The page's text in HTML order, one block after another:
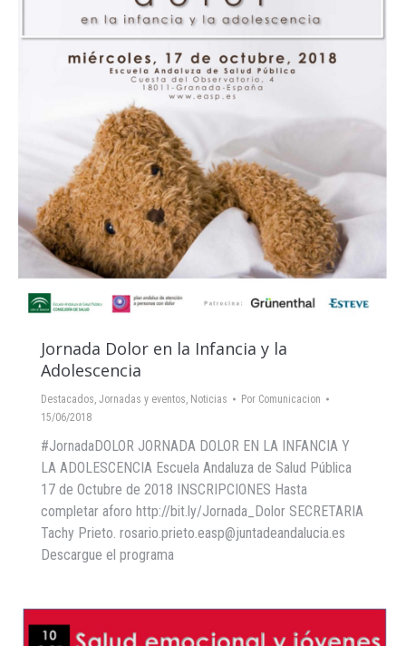
Jornada Dolor en la Infancia y la
Adolescencia
Destacados, Jornadas y eventos, Noticias Por Comunicacion
15/06/2018
#JornadaDOLOR JORNADA DOLOR EN LA INFANCIA Y
LA ADOLESCENCIA Escuela Andaluza de Salud Pública
17 de Octubre de 2018 INSCRIPCIONES Hasta
completar aforo http://bit.ly/Jornada_Dolor SECRETARIA
Tachy Prieto. rosario.prieto.easp@juntadeandalucia.es
Descargue el programa